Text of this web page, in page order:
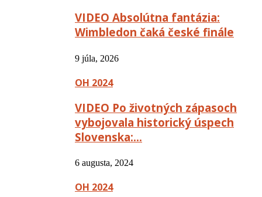
VIDEO Absolútna fantázia:
Wimbledon čaká české finále
9 júla, 2026
OH 2024
VIDEO Po životných zápasoch
vybojovala historický úspech
Slovenska:…
6 augusta, 2024
OH 2024